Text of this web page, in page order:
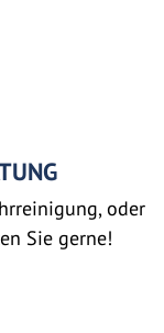
oder
Sie gerne!